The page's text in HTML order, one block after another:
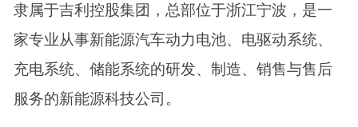
隶属于吉利控股集团，总部位于浙江宁波，是一
家专业从事新能源汽车动力电池、电驱动系统、
充电系统、储能系统的研发、制造、销售与售后
服务的新能源科技公司。